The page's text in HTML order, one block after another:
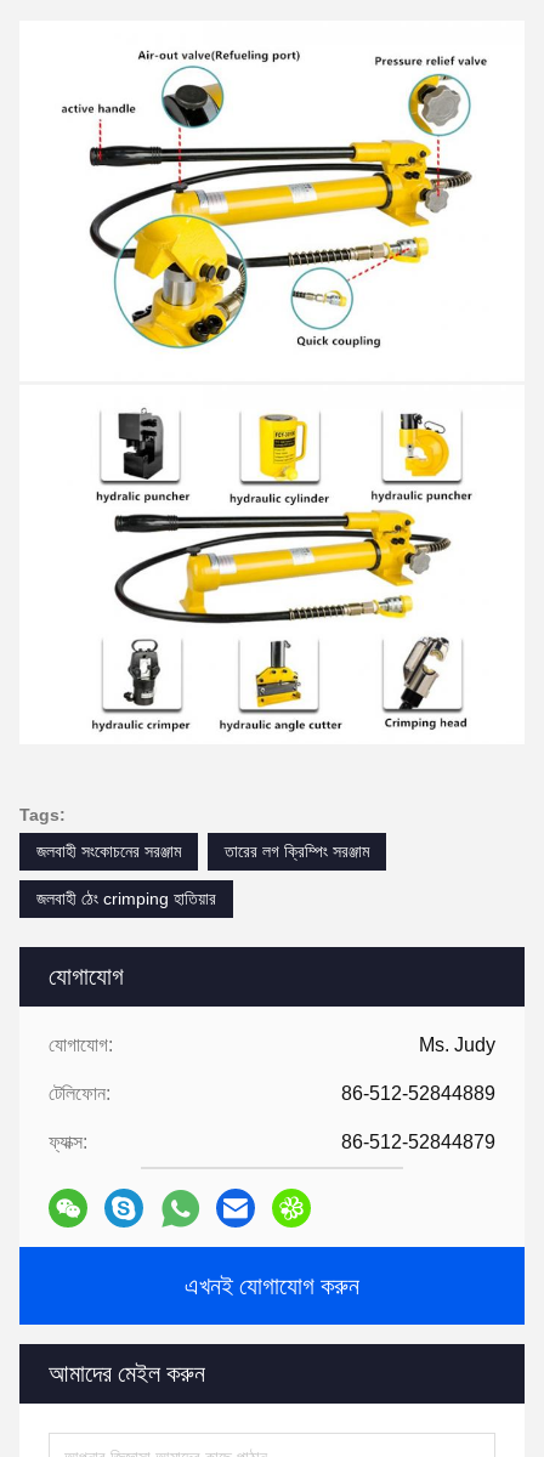
যোগাযোগ
যোগাযোগ: Ms. Judy
টেলিফোন: 86-512-52844889
ফ্যাক্স: 86-512-52844879
এখনই যোগাযোগ করুন
আমাদের মেইল করুন
Tags:
জলবাহী সংকোচনের সরঞ্জাম
তারের লগ ক্রিম্পিং সরঞ্জাম
জলবাহী ঠেং crimping হাতিয়ার